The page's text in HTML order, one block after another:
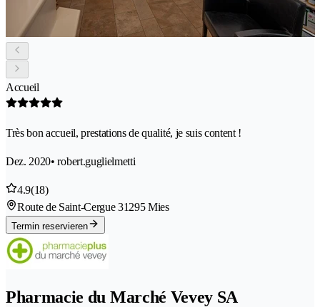
Accueil
Très bon accueil, prestations de qualité, je suis content !
Dez. 2020• robert.guglielmetti
4.9(18)
Route de Saint-Cergue 31295 Mies
Termin reservieren
Pharmacie du Marché Vevey SA